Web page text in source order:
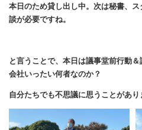
本日のため貸し出し中。次は秘書、
談が必要ですね。
と言うことで、本日は議事堂前行動
会社いったい何者なのか？
自分たちでも不思議に思うことがあり